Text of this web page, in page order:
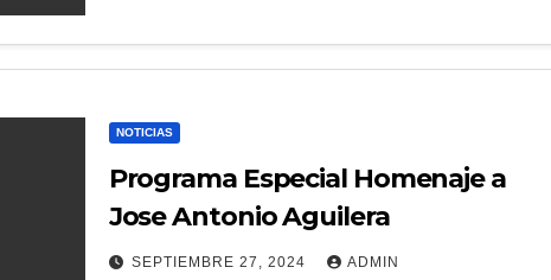
NOTICIAS
Programa Especial Homenaje a
Jose Antonio Aguilera
SEPTIEMBRE 27, 2024 ADMIN